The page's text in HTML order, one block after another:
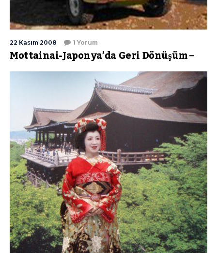
22 Kasım 2008 1 Yorum
Mottainai-Japonya’da Geri Dönüşüm –